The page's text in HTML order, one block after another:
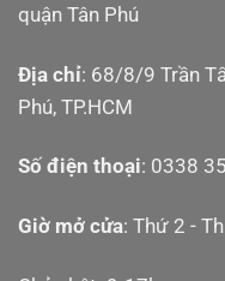
quận Tân Phú
Địa chỉ: 68/8/9 Trần
Phú, TP.HCM
Số điện thoại: 0338
Giờ mở cửa: Thứ 2 -